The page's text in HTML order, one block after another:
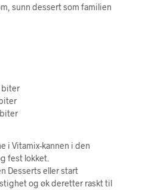
sunn dessert som familien
biter
i Vitamix-kannen i den
fest lokket.
Desserts eller start
og øk deretter raskt til